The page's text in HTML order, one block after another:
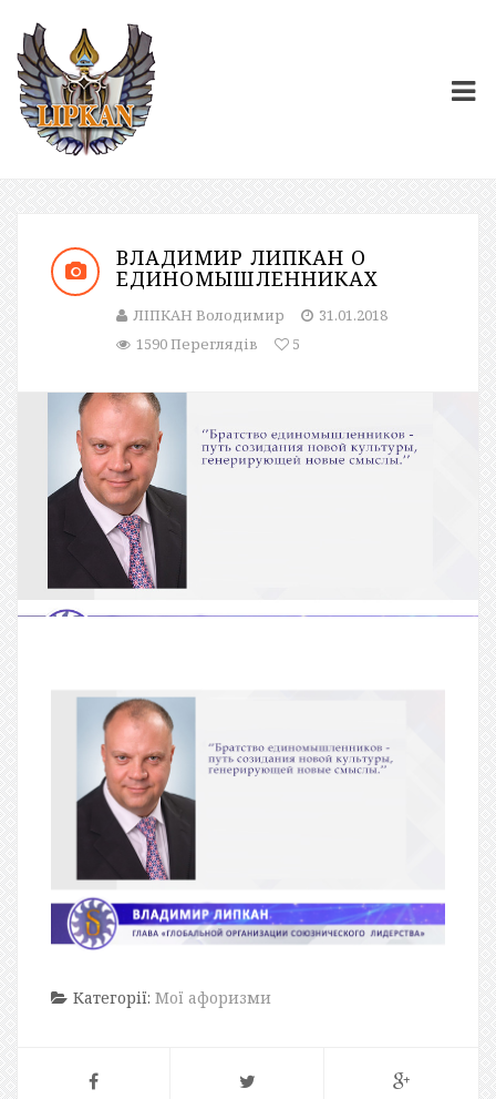
ВЛАДИМИР ЛИПКАН О
ЕДИНОМЫШЛЕННИКАХ
ЛІПКАН Володимир
31.01.2018
1590 Переглядів
5
Категорії: Мої афоризми